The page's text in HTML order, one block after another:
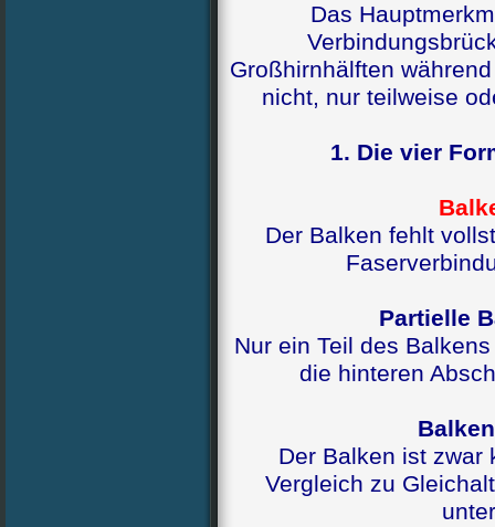
Das
Großhirnhälften
nicht, nur teilweise
1. Die vier
Der Balken fehlt
Partielle
Nur ein Teil des
die hinteren
Der Balken ist zwar
Vergleich zu